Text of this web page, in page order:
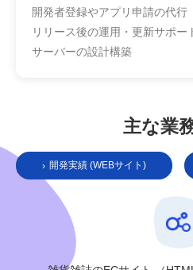
開発者登録やアプリ申請の代行
リリース後の運用・更新サポー
サーバーの設計構築
主な業
› 開発実績 (WEBサイト)